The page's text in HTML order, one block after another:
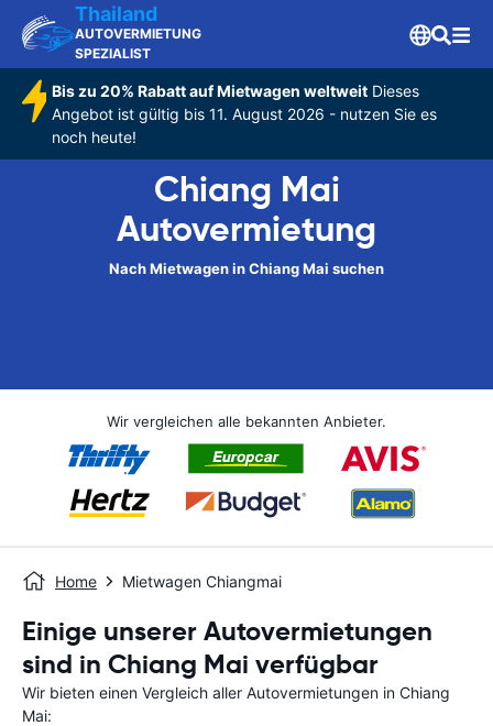
Thailand
AUTOVERMIETUNG
SPEZIALIST
Bis zu 20% Rabatt auf Mietwagen weltweitDieses
Angebot ist gültig bis 11. August 2026 - nutzen Sie es
noch heute!
Chiang Mai
Autovermietung
Nach Mietwagen in Chiang Mai suchen
Wir vergleichen alle bekannten Anbieter.
Home Mietwagen Chiangmai
Einige unserer Autovermietungen
sind in Chiang Mai verfügbar
Wir bieten einen Vergleich aller Autovermietungen in Chiang
Mai: